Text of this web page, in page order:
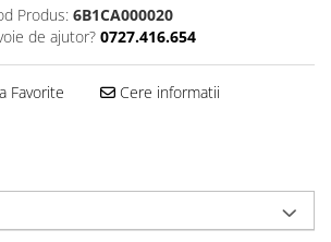
Produs: 6B1CA000020
de ajutor? 0727.416.654
Favorite Cere informatii